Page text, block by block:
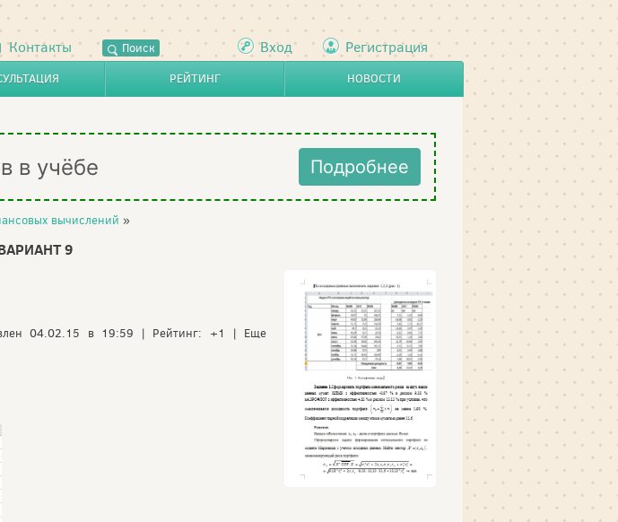
Контакты Поиск Вход Регистрация
РЕЙТИНГ НОВОСТИ
в учёбе Подробнее
вычислений »
9
04.02.15 в 19:59 | Рейтинг: +1 | Еще